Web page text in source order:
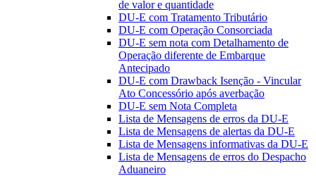
de valor e quantidade
DU-E com Tratamento Tributário
DU-E com Operação Consorciada
DU-E sem nota com Detalhamento de
Operação diferente de Embarque
Antecipado
DU-E com Drawback Isenção - Vincular
Ato Concessório após averbação
DU-E sem Nota Completa
Lista de Mensagens de erros da DU-E
Lista de Mensagens de alertas da DU-E
Lista de Mensagens informativas da DU-E
Lista de Mensagens de erros do Despacho
Aduaneiro